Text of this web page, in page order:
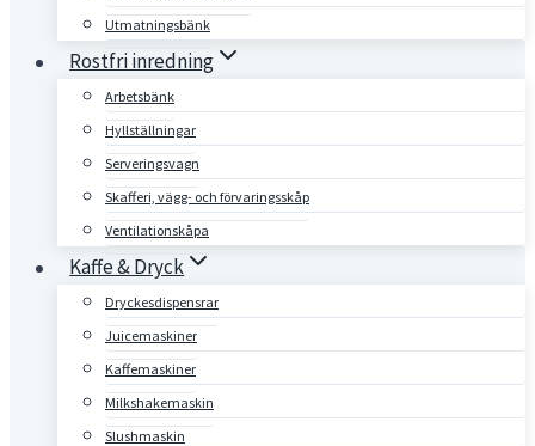
Utmatningsbänk
Rostfri inredning
Arbetsbänk
Hyllställningar
Serveringsvagn
Skafferi, vägg- och förvaringsskåp
Ventilationskåpa
Kaffe & Dryck
Dryckesdispensrar
Juicemaskiner
Kaffemaskiner
Milkshakemaskin
Slushmaskin